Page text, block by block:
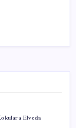
Elveda